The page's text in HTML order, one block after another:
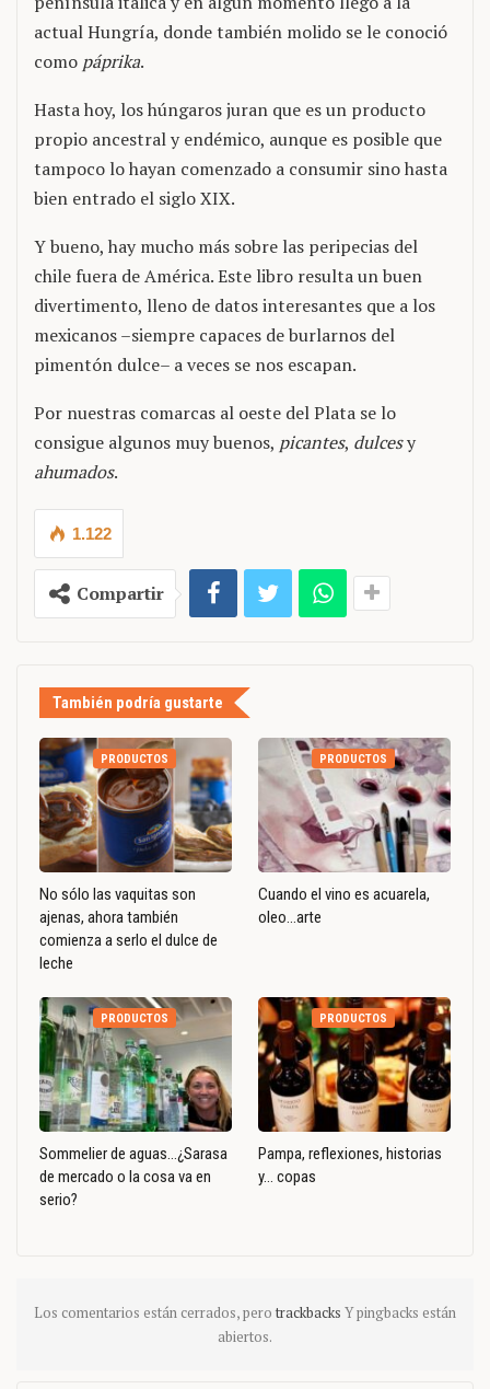
actual Hungría, donde también molido se le conoció
como páprika.
Hasta hoy, los húngaros juran que es un producto
propio ancestral y endémico, aunque es posible que
tampoco lo hayan comenzado a consumir sino hasta
bien entrado el siglo XIX.
Y bueno, hay mucho más sobre las peripecias del
chile fuera de América. Este libro resulta un buen
divertimento, lleno de datos interesantes que a los
mexicanos –siempre capaces de burlarnos del
pimentón dulce– a veces se nos escapan.
Por nuestras comarcas al oeste del Plata se lo
consigue algunos muy buenos, picantes, dulcesy
ahumados.
1.122
Compartir
También podría gustarte
PRODUCTOS
No sólo las vaquitas son
ajenas, ahora también
comienza a serlo el dulce de
leche
PRODUCTOS
Cuando el vino es acuarela,
oleo…arte
PRODUCTOS
Sommelier de aguas…¿Sarasa
de mercado o la cosa va en
serio?
PRODUCTOS
Pampa, reflexiones, historias
y… copas
Los comentarios están cerrados, pero trackbacks Y pingbacks están
abiertos.